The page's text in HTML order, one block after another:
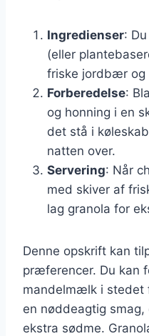
Ingredienser:
(eller
friske jordbær og
Forberedelse:
og honning i en
det stå i
natten over.
Servering: Når
med skiver af
lag granola for
Denne opskrift kan
præferencer. Du kan
mandelmælk i stedet
en nøddeagtig
ekstra sødme.